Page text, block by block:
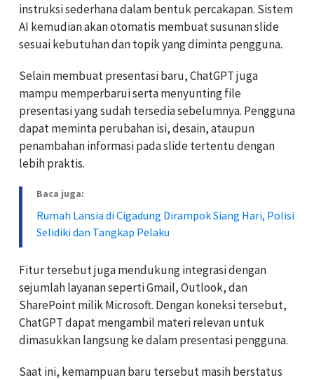
instruksi sederhana dalam bentuk percakapan. Sistem
AI kemudian akan otomatis membuat susunan slide
sesuai kebutuhan dan topik yang diminta pengguna.
Selain membuat presentasi baru, ChatGPT juga
mampu memperbarui serta menyunting file
presentasi yang sudah tersedia sebelumnya. Pengguna
dapat meminta perubahan isi, desain, ataupun
penambahan informasi pada slide tertentu dengan
lebih praktis.
Baca juga:
Rumah Lansia di Cigadung Dirampok Siang Hari, Polisi
Selidiki dan Tangkap Pelaku
Fitur tersebut juga mendukung integrasi dengan
sejumlah layanan seperti Gmail, Outlook, dan
SharePoint milik Microsoft. Dengan koneksi tersebut,
ChatGPT dapat mengambil materi relevan untuk
dimasukkan langsung ke dalam presentasi pengguna.
Saat ini, kemampuan baru tersebut masih berstatus